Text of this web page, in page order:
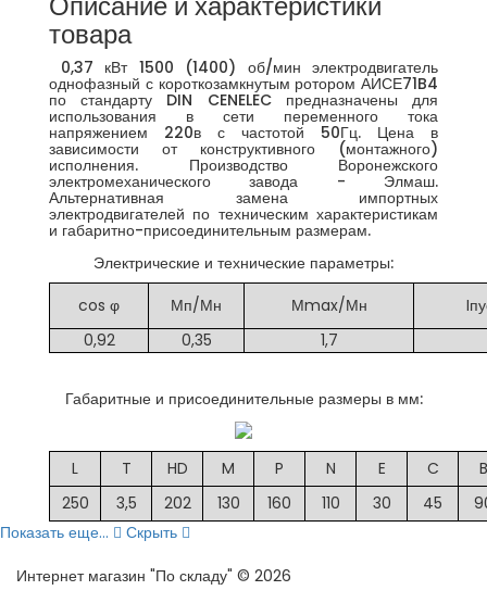
товара
0,37 кВт 1500 (1400) об/мин электродвигатель
однофазный с короткозамкнутым ротором АИСЕ71B4
по стандарту DIN CENELEC предназначены для
использования в сети переменного тока
напряжением 220в с частотой 50Гц. Цена в
зависимости от конструктивного (монтажного)
исполнения. Производство Воронежского
электромеханического завода - Элмаш.
Альтернативная замена импортных
электродвигателей по техническим характеристикам
и габаритно-присоединительным размерам.
Электрические и технические параметры:
cos φ
Мп/Мн Мmax/Мн
0,92
0,35 1,7
Габаритные и присоединительные размеры в мм:
L T HD M P N E C
B
250
3,5 202 130 160 110 30 45
Показать еще...
Скрыть
Интернет магазин "По складу" © 2026